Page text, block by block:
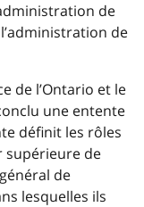
de
de
de l’Ontario et le
une entente
définit les rôles
supérieure de
de
lesquelles ils